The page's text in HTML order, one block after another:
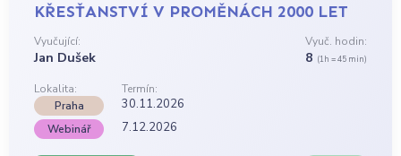
KŘESŤANSTVÍ V PROMĚNÁCH 2000 LET
Vyučující:
Jan Dušek
Vyuč. hodin:
8 (1h = 45 min)
Lokalita:
Termín:
Praha
30.11.2026
Webinář 7.12.2026